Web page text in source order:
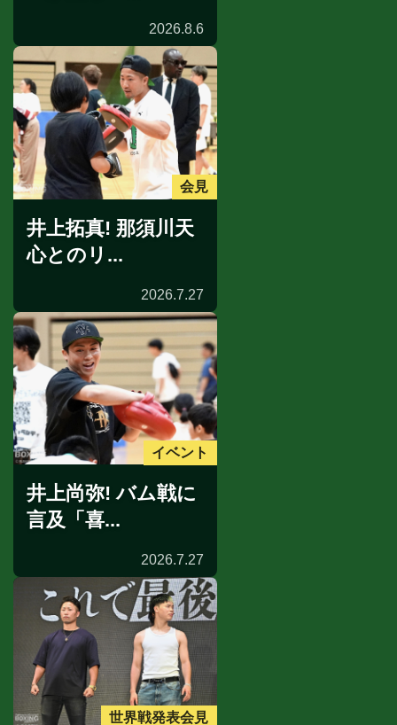
2026.8.6
会見
井上拓真! 那須川天
心とのリ...
2026.7.27
イベント
井上尚弥! バム戦に
言及「喜...
2026.7.27
世界戦発表会見